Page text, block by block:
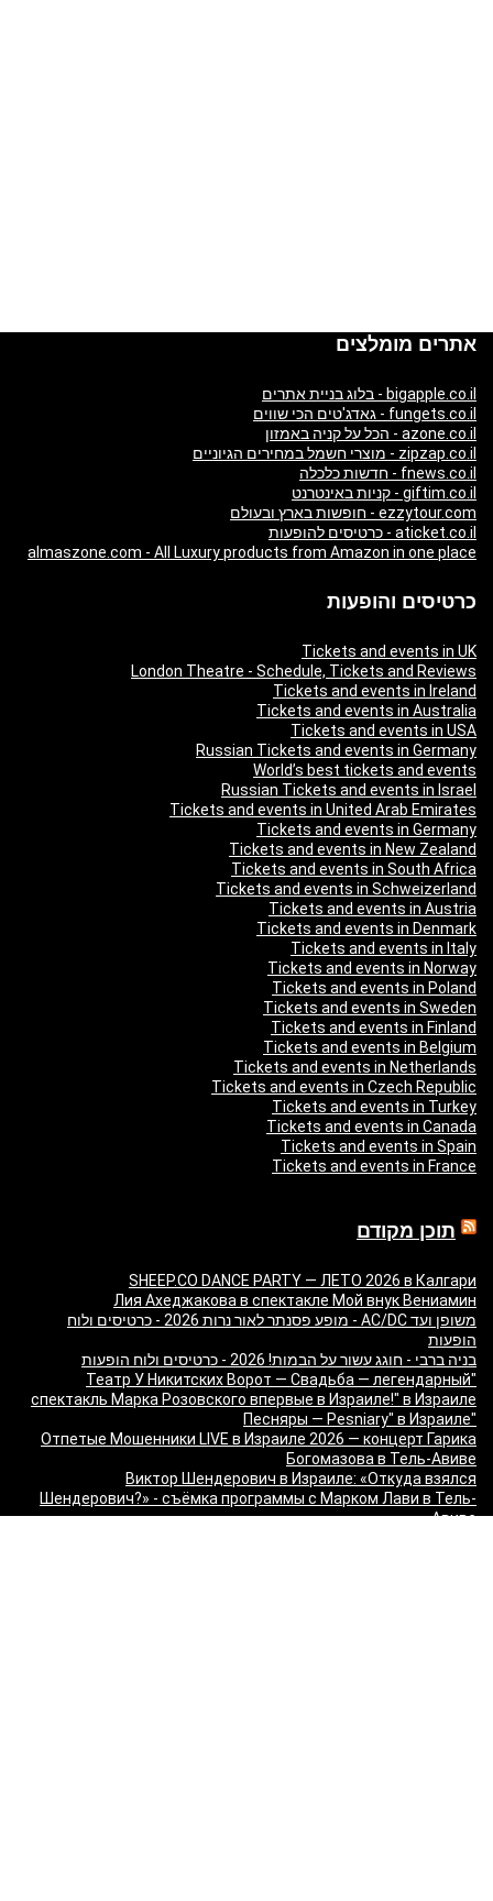
אתרים מומלצים
bigapple.co.il - בלוג בניית אתרים
fungets.co.il - גאדג'טים הכי שווים
azone.co.il - הכל על קניה באמזון
zipzap.co.il - מוצרי חשמל במחירים הגיוניים
fnews.co.il - חדשות כלכלה
giftim.co.il - קניות באינטרנט
ezzytour.com - חופשות בארץ ובעולם
aticket.co.il - כרטיסים להופעות
almaszone.com - All Luxury products from Amazon in one place
כרטיסים והופעות
Tickets and events in UK
London Theatre - Schedule, Tickets and Reviews
Tickets and events in Ireland
Tickets and events in Australia
Tickets and events in USA
Russian Tickets and events in Germany
World’s best tickets and events
Russian Tickets and events in Israel
Tickets and events in United Arab Emirates
Tickets and events in Germany
Tickets and events in New Zealand
Tickets and events in South Africa
Tickets and events in Schweizerland
Tickets and events in Austria
Tickets and events in Denmark
Tickets and events in Italy
Tickets and events in Norway
Tickets and events in Poland
Tickets and events in Sweden
Tickets and events in Finland
Tickets and events in Belgium
Tickets and events in Netherlands
Tickets and events in Czech Republic
Tickets and events in Turkey
Tickets and events in Canada
Tickets and events in Spain
Tickets and events in France
תוכן מקודם
SHEEP.CO DANCE PARTY — ЛЕТО 2026 в Калгари
Лия Ахеджакова в спектакле Мой внук Вениамин
משופן ועד AC/DC - מופע פסנתר לאור נרות 2026 - כרטיסים ולוח
הופעות
בניה ברבי - חוגג עשור על הבמות! 2026 - כרטיסים ולוח הופעות
"Театр У Никитских Ворот — Свадьба — легендарный
спектакль Марка Розовского впервые в Израиле!" в Израиле
"Песняры — Pesniary" в Израиле
Отпетые Мошенники LIVE в Израиле 2026 — концерт Гарика
Богомазова в Тель-Авиве
Виктор Шендерович в Израиле: «Откуда взялся
Шендерович?» - съёмка программы с Марком Лави в Тель-
Авиве